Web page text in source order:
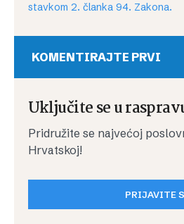
stavkom 2. članka 94. Zakona.
KOMENTIRAJTE PRVI
Uključite se u
Pridružite se najvećoj
Hrvatskoj!
PRIJAVITE